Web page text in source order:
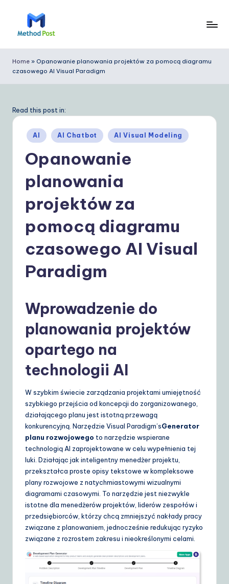
e
t
o
ai
ly
G
ui
d
o
A
Home » Opanowanie planowania projektów za pomocą diagramu
czasowego AI Visual Paradigm
Read this post in:
Posted
in
AI AI Chatbot AI Visual Modeling
Opanowanie
planowania
projektów za
pomocą diagramu
czasowego AI Visual
Paradigm
Wprowadzenie do
planowania projektów
opartego na
technologii AI
W szybkim świecie zarządzania projektami umiejętność
szybkiego przejścia od koncepcji do zorganizowanego,
działającego planu jest istotną przewagą
konkurencyjną. Narzędzie Visual Paradigm’sGenerator
planu rozwojowego to narzędzie wspierane
technologią AI zaprojektowane w celu wypełnienia tej
luki. Działając jak inteligentny menedżer projektu,
przekształca proste opisy tekstowe w kompleksowe
plany rozwojowe z natychmiastowymi wizualnymi
diagramami czasowymi. To narzędzie jest niezwykle
istotne dla menedżerów projektów, liderów zespołów i
przedsiębiorców, którzy chcą zmniejszyć nakłady pracy
związane z planowaniem, jednocześnie redukując ryzyko
związane z rozrostem zakresu i nieokreślonymi celami.